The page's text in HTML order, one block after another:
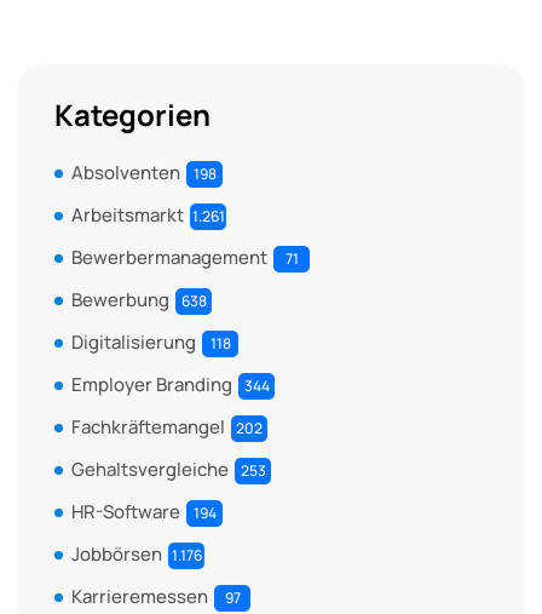
Kategorien
Absolventen 198
Arbeitsmarkt 1.261
Bewerbermanagement 71
Bewerbung 638
Digitalisierung 118
Employer Branding 344
Fachkräftemangel 202
Gehaltsvergleiche 253
HR-Software 194
Jobbörsen 1.176
Karrieremessen 97